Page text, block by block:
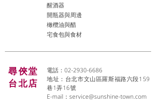
醒酒器
開瓶器與周邊
橄欖油與醋
宅食包與食材
尋俠堂
台北店
電話：02-2930-6686
地址：台北市文山區羅斯福路六段159
巷1弄16號
E-mail： service@sunshine-town.com